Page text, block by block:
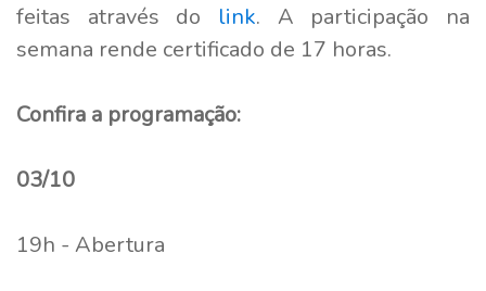
feitas através do link. A participação na
semana rende certificado de 17 horas.
Confira a programação:
03/10
19h - Abertura